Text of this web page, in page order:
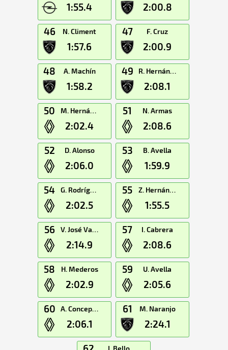
1:55.4 2:00.8
46 N. Climent
1:57.6
47 F. Cruz
2:00.9
48 A. Machín
1:58.2
49 R. Hernández
2:08.1
50 M. Hernández
2:02.4
51 N. Armas
2:08.6
52 D. Alonso
2:06.0
53 B. Avella
1:59.9
54 G. Rodríguez
2:02.5
55 Z. Hernández
1:55.5
56 V. José Valido
2:14.9
57 I. Cabrera
2:08.6
58 H. Mederos
2:02.9
59 U. Avella
2:05.6
60 A. Concepción
2:06.1
61 M. Naranjo
2:24.1
J. Bello